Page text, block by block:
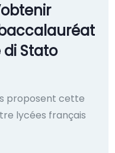
di Stato
proposent cette
lycées français